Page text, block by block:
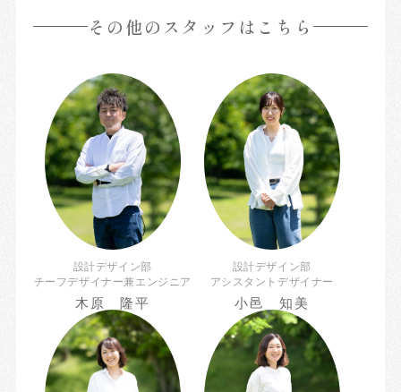
その他のスタッフはこちら
設計デザイン部
チーフデザイナー兼エンジニア
木原 隆平
設計デザイン部
アシスタントデザイナー
小邑 知美